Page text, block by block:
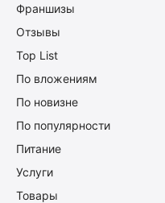
Франшизы
Отзывы
Top List
По вложениям
По новизне
По популярности
Питание
Услуги
Товары